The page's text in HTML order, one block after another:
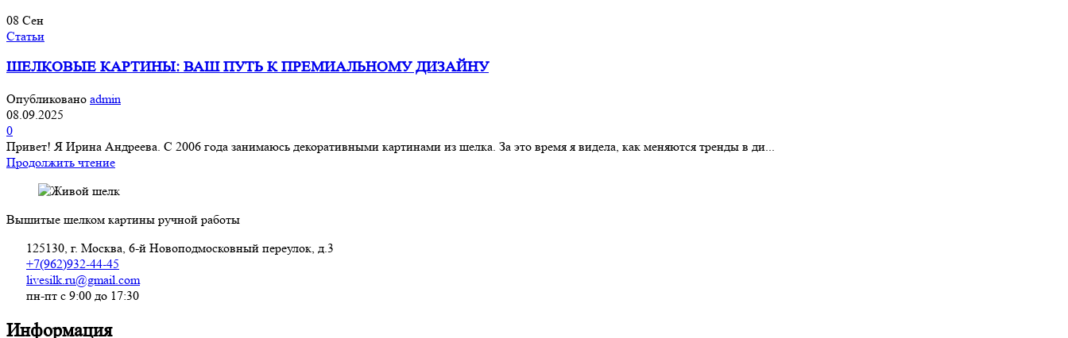
08 Сен
Статьи
ШЕЛКОВЫЕ КАРТИНЫ: ВАШ ПУТЬ К ПРЕМИАЛЬНОМУ ДИЗАЙНУ
Опубликовано admin
08.09.2025
0
Привет! Я Ирина Андреева. С 2006 года занимаюсь декоративными картинами из шелка. За это время я видела, как меняются тренды в ди...
Продолжить чтение
Вышитые шелком картины ручной работы
125130, г. Москва, 6-й Новоподмосковный переулок, д.3
+7(962)932-44-45
livesilk.ru@gmail.com
пн-пт с 9:00 до 17:30
Информация